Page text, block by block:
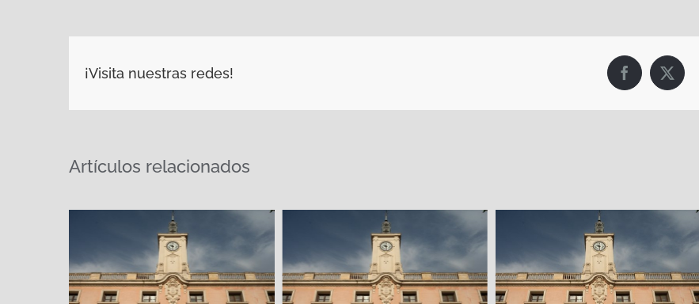
¡Visita nuestras redes! Facebook
X
Artículos relacionados